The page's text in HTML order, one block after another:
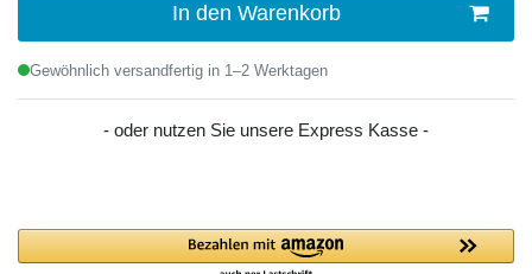
In den Warenkorb
Gewöhnlich versandfertig in 1–2 Werktagen
- oder nutzen Sie unsere Express Kasse -